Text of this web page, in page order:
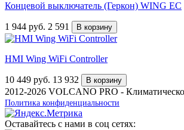
Концевой выключатель (Геркон) WING EC
1 944 руб. 2 591 В корзину
HMI Wing WiFi Controller
10 449 руб. 13 932 В корзину
2012-2026 VOLCANO PRO -
Политика конфиденциальности
Оставайтесь с нами в соц сетях: